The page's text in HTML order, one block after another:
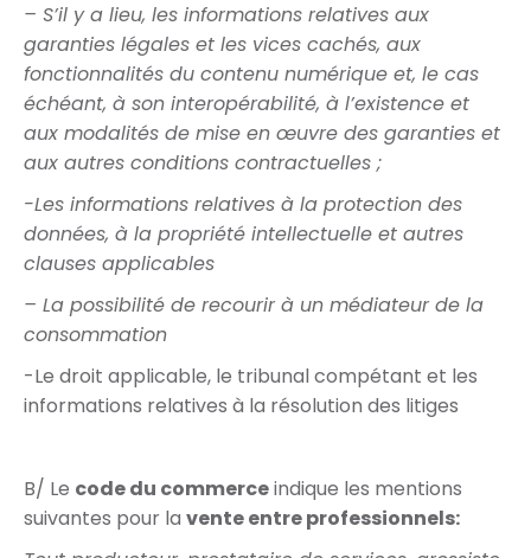
– S’il y a lieu, les informations relatives aux
garanties légales et les vices cachés, aux
fonctionnalités du contenu numérique et, le cas
échéant, à son interopérabilité, à l’existence et
aux modalités de mise en œuvre des garanties et
aux autres conditions contractuelles ;
-Les informations relatives à la protection des
données, à la propriété intellectuelle et autres
clauses applicables
– La possibilité de recourir à un médiateur de la
consommation
-Le droit applicable, le tribunal compétant et les
informations relatives à la résolution des litiges
B/ Le code du commerceindique les mentions
suivantes pour la vente entre professionnels: